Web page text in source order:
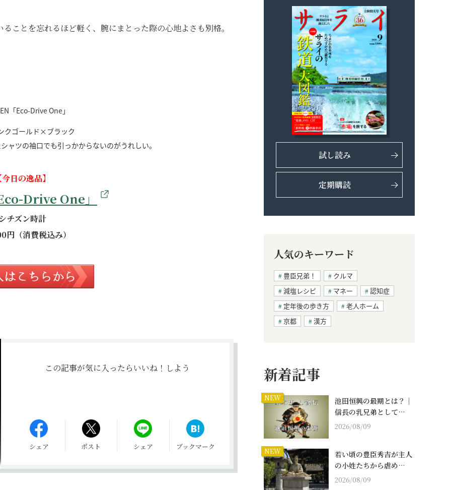
ことを忘れるほど軽く、腕にまとった際の心地よさも別格。
クゴールド×ブラック
ャツの袖口でも引っかからないのがうれしい。
日の逸品】
Drive One」
チズン時計
（消費税込み）
この記事が気に入ったらいいね！しよう
シェア ポスト シェア ブックマーク
試し読み
定期購読
人気のキーワード
豊臣兄弟！
クルマ
減塩レシピ
マネー
認知症
定年後の歩き方
老人ホーム
京都
漢方
新着記事
NEW
池田恒興の最期とは？｜
信長の乳兄弟として…
2026/08/09
NEW
若い頃の豊臣秀吉が主人
の小姓たちから虐め…
2026/08/09